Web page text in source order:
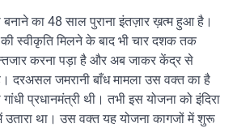
बनाने का 48 साल पुराना इंतज़ार ख़त्म हुआ है।
की स्वीकृति मिलने के बाद भी चार दशक तक
करना पड़ा है और अब जाकर केंद्र से
दरअसल जमरानी बाँध मामला उस वक्त का है
प्रधानमंत्री थी। तभी इस योजना को इंदिरा
उतारा था। उस वक्त यह योजना कागजों में शुरू